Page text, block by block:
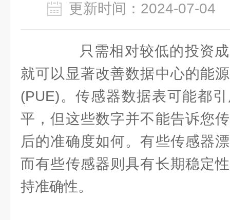
更新时间：2024-07-
只需相对较低的投资成
就可以显著改善数据中心的能
(PUE)。传感器数据表可能都
平，但这些数字并不能告诉您
后的准确度如何。有些传感器
而有些传感器则具有长期稳定
持准确性。